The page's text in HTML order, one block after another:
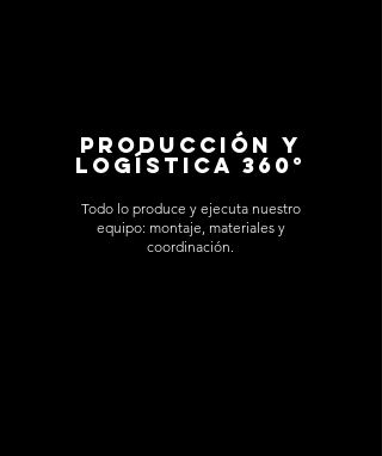
Producción y
logística 360°
Todo lo produce y ejecuta nuestro
equipo: montaje, materiales y
coordinación.